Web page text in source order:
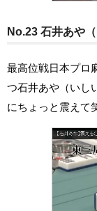
No.23 石井あや
最高位戦日本プロ
つ石井あや（いし
にちょっと震えて